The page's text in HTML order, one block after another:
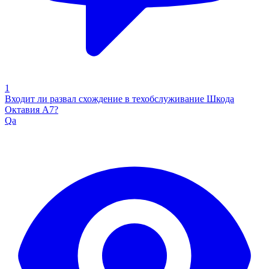
1
Входит ли развал схождение в техобслуживание Шкода
Октавия А7?
Qa